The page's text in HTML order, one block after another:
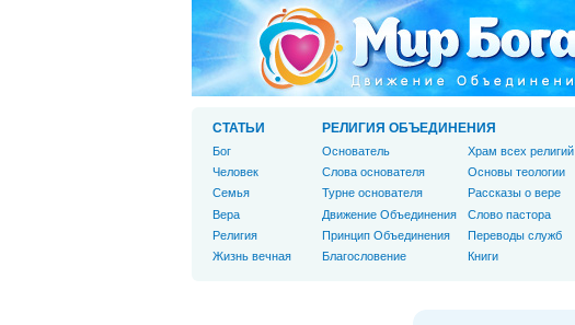
СТАТЬИ
Бог
Человек
Cемья
Вера
Религия
Жизнь вечная
РЕЛИГИЯ ОБЪЕДИНЕНИЯ
Основатель
Слова основателя
Турне основателя
Движение Объединения
Принцип Объединения
Благословение
Храм всех религий
Основы теологии
Рассказы о вере
Слово пастора
Переводы служб
Книги